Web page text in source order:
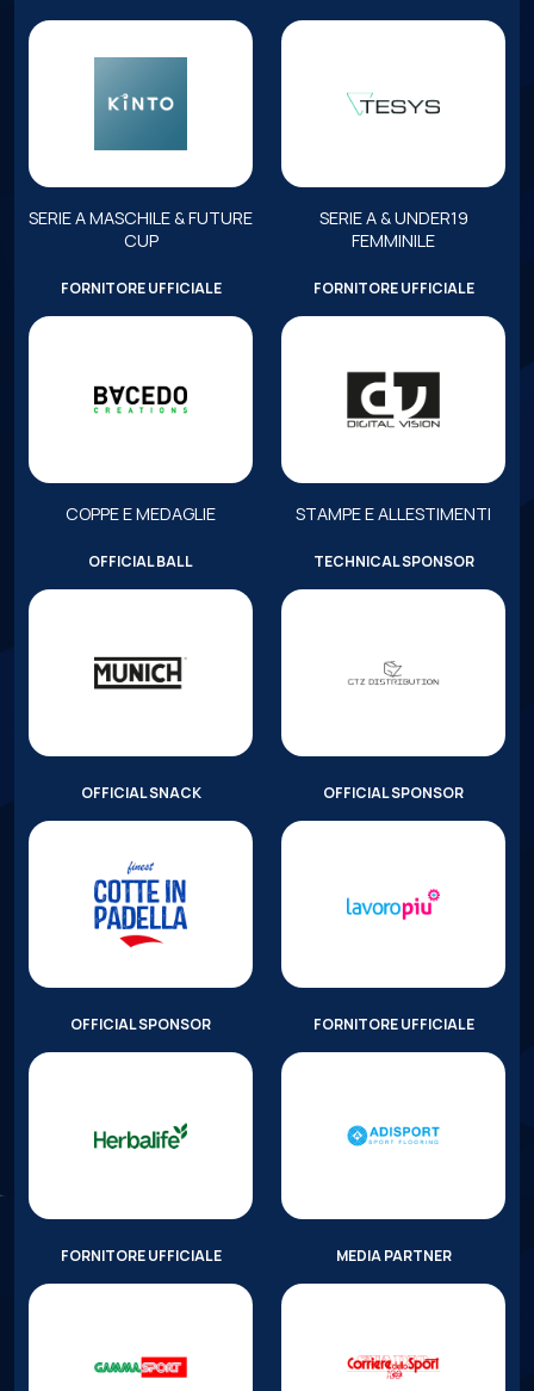
SERIE A MASCHILE & FUTURE
CUP
SERIE A & UNDER19
FEMMINILE
FORNITORE UFFICIALE
COPPE E MEDAGLIE
FORNITORE UFFICIALE
STAMPE E ALLESTIMENTI
OFFICIAL BALL TECHNICAL SPONSOR
OFFICIAL SNACK OFFICIAL SPONSOR
OFFICIAL SPONSOR FORNITORE UFFICIALE
FORNITORE UFFICIALE MEDIA PARTNER